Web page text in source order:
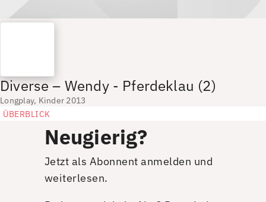
Diverse – Wendy - Pferdeklau (2)
Longplay, Kinder 2013
ÜBERBLICK
Neugierig?
Jetzt als Abonnent anmelden und
weiterlesen.